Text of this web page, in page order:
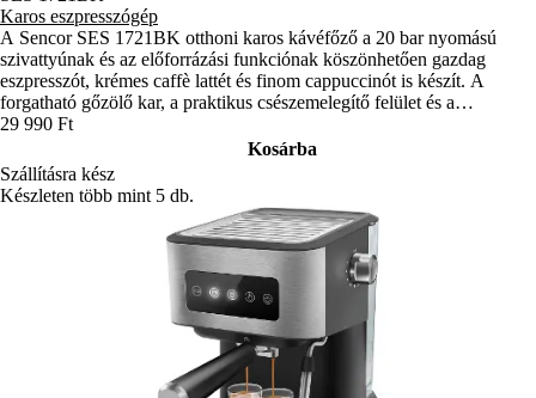
Karos eszpresszógép
A Sencor SES 1721BK otthoni karos kávéfőző a 20 bar nyomású
szivattyúnak és az előforrázási funkciónak köszönhetően gazdag
eszpresszót, krémes caffè lattét és finom cappuccinót is készít. A
forgatható gőzölő kar, a praktikus csészemelegítő felület és a
vízhőmérséklet-jelző pedig kiváló végeredményt biztosít.
29 990 Ft
Kosárba
Szállításra kész
Készleten több mint 5 db.